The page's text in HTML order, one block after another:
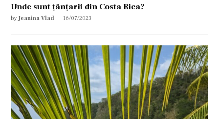
Unde sunt țânțarii din Costa Rica?
by Jeanina Vlad 16/07/2023